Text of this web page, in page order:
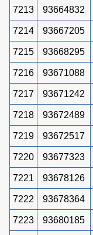
7213 93664832
7214 93667205
7215 93668295
7216 93671088
7217 93671242
7218 93672489
7219 93672517
7220 93677323
7221 93678126
7222 93678364
7223 93680185